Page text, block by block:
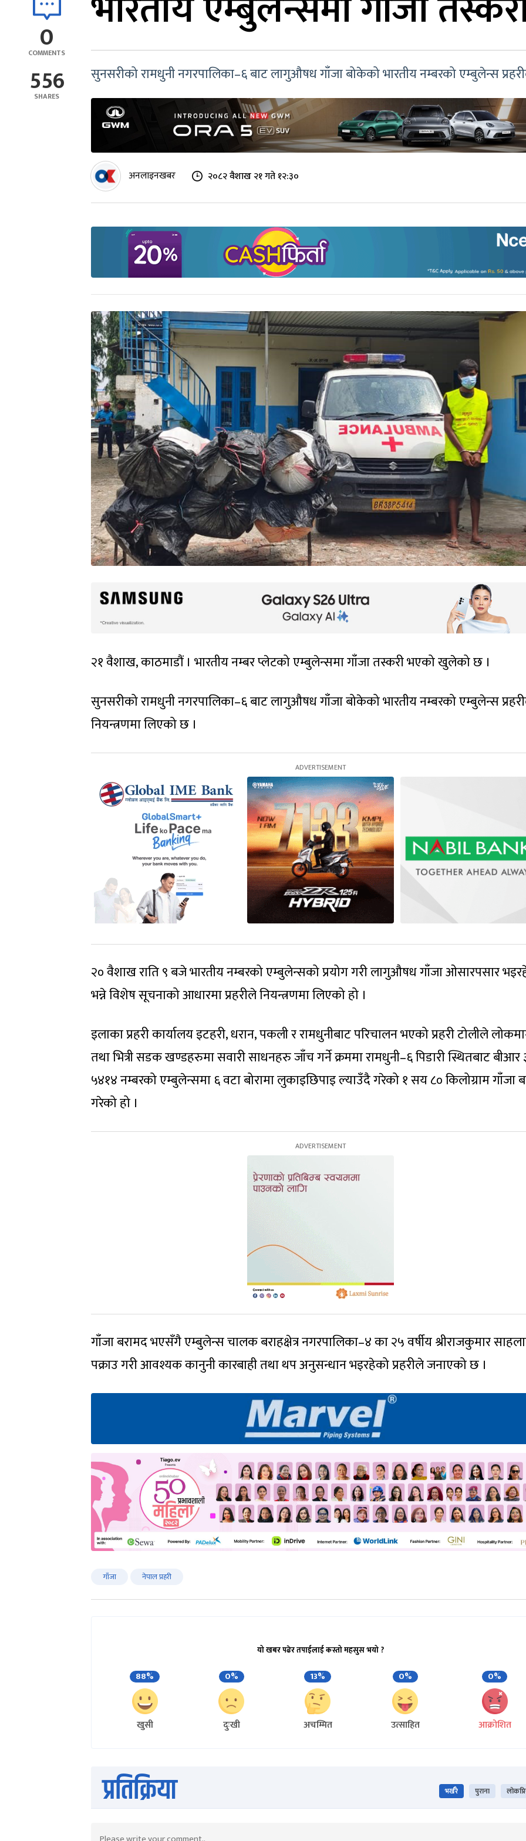
0
COMMENTS
556
SHARES
सुनसरीको रामधुनी नगरपालिका–६ बाट लागुऔषध गाँजा बोकेको भारतीय नम्बरको एम्बुलेन्स
अनलाइनखबर २०८२ वैशाख २१ गते १२:३०
२१ वैशाख, काठमाडौं । भारतीय नम्बर प्लेटको एम्बुलेन्समा गाँजा तस्करी भएको खुलेको छ ।
सुनसरीको रामधुनी नगरपालिका–६ बाट लागुऔषध गाँजा बोकेको भारतीय नम्बरको एम्बुलेन्स
नियन्त्रणमा लिएको छ ।
२० वैशाख राति ९ बजे भारतीय नम्बरको एम्बुलेन्सको प्रयोग गरी लागुऔषध गाँजा ओसारपसार
भन्ने विशेष सूचनाको आधारमा प्रहरीले नियन्त्रणमा लिएको हो ।
इलाका प्रहरी कार्यालय इटहरी, धरान, पकली र रामधुनीबाट परिचालन भएको प्रहरी टोलीले
तथा भित्री सडक खण्डहरुमा सवारी साधनहरु जाँच गर्ने क्रममा रामधुनी–६ पिडारी स्थितबाट बीआर
५४१४ नम्बरको एम्बुलेन्समा ६ वटा बोरामा लुकाइछिपाइ ल्याउँदै गरेको १ सय ८० किलोग्राम गाँजा
गरेको हो ।
गाँजा बरामद भएसँगै एम्बुलेन्स चालक बराहक्षेत्र नगरपालिका–४ का २५ वर्षीय श्रीराजकुमार
पक्राउ गरी आवश्यक कानुनी कारबाही तथा थप अनुसन्धान भइरहेको प्रहरीले जनाएको छ ।
गाँजा नेपाल प्रहरी
यो खबर पढेर तपाईलाई कस्तो महसुस भयो ?
88%
खुसी
0%
दुःखी
13%
अचम्मित
0%
उत्साहित
0%
आक्रोशित
प्रतिक्रिया भर्खरै पुराना